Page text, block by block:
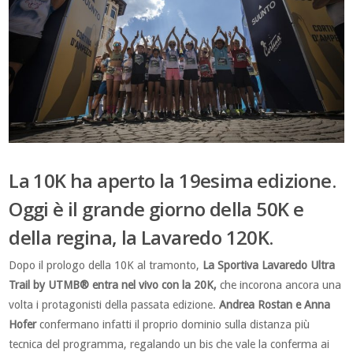
La 10K ha aperto la 19esima edizione.
Oggi è il grande giorno della 50K e
della regina, la Lavaredo 120K.
Dopo il prologo della 10K al tramonto, La Sportiva Lavaredo Ultra
Trail by UTMB® entra nel vivo con la 20K, che incorona ancora una
volta i protagonisti della passata edizione.Andrea Rostan e Anna
Hoferconfermano infatti il proprio dominio sulla distanza più
tecnica del programma, regalando un bis che vale la conferma ai